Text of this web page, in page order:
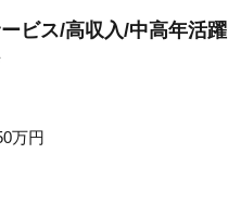
ビス/高収入/中高年活
万円